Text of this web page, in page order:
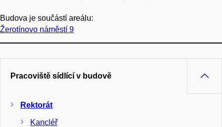
Budova je součástí areálu:
Žerotínovo náměstí 9
Pracoviště sídlící v budově
Rektorát
Kancléř